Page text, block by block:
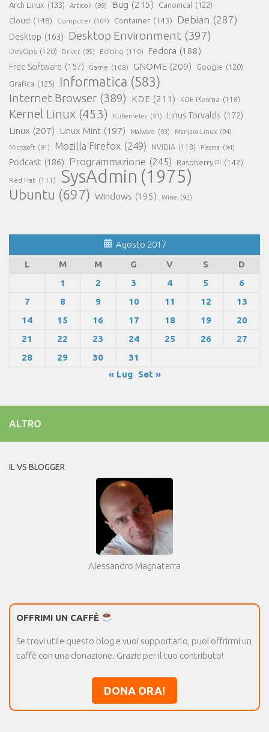
Arch Linux (133) Articoli (99) Bug (215) Canonical (122)
Cloud (148) Computer (104) Container (143) Debian (287)
Desktop (163) Desktop Environment (397)
DevOps (120) Driver (95) Editing (110) Fedora (188)
Free Software (157) Game (108) GNOME (209) Google (120)
Grafica (125) Informatica (583)
Internet Browser (389) KDE (211) KDE Plasma (118)
Kernel Linux (453) Kubernetes (91) Linus Torvalds (172)
Linux (207) Linux Mint (197) Malware (93) Manjaro Linux (94)
Microsoft (91) Mozilla Firefox (249) NVIDIA (118) Plasma (94)
Podcast (186) Programmazione (245) Raspberry Pi (142)
Red Hat (111) SysAdmin (1975)
Ubuntu (697) Windows (195) Wine (92)
Agosto 2017
L
M M G V S
D
1
2 3 4 5
6
7
8 9 10 11 12
13
14
15 16 17 18 19
20
21
22 23 24 25 26
27
28
29 30
31
« Lug
Set »
ALTRO
IL VS BLOGGER
Alessandro Magnaterra
OFFRIMI UN CAFFÈ
Se trovi utile questo blog e vuoi supportarlo, puoi offrirmi un
caffè con una donazione. Grazie per il tuo contributo!
DONA ORA!